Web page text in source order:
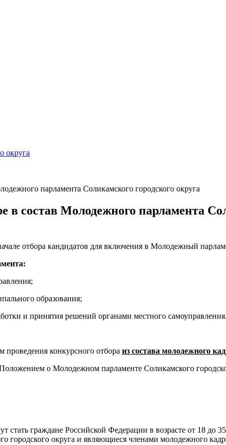
округа
парламента Соликамского городского округа
состав Молодежного парламента
отбора кандидатов для включения в Молодежный
образования;
и принятия решений органами местного самоуправления.
конкурсного отбора из состава молодежного
Положением о Молодежном парламенте Соликамского
граждане Российской Федерации в возрасте от 18 до
округа и являющиеся членами молодежного